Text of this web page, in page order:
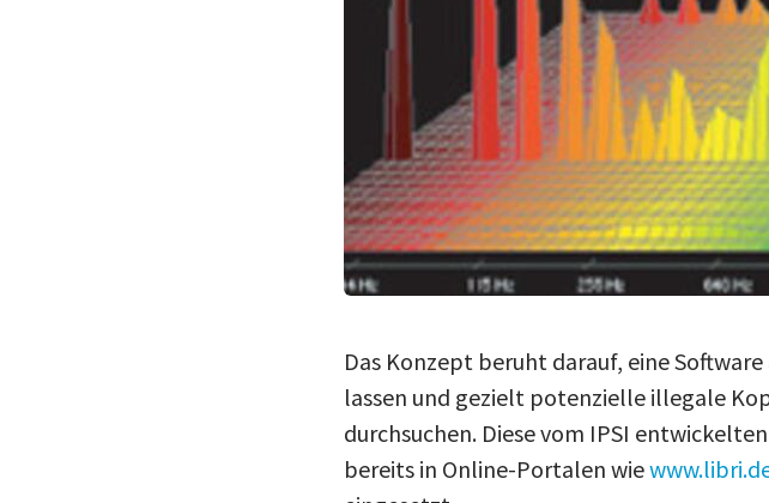
Das Konzept beruht darauf, eine
lassen und gezielt potenzielle illegale
durchsuchen. Diese vom IPSI
bereits in Online-Portalen wie